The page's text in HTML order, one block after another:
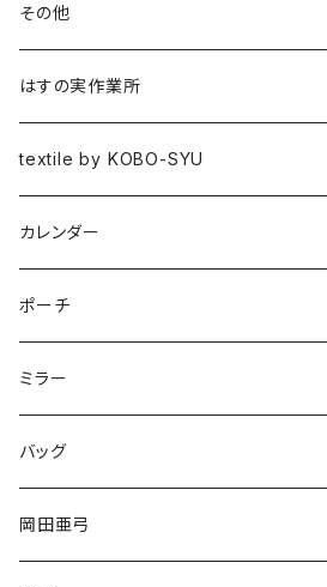
書籍
作品集
図録
その他
はすの実作業所
textile by KOBO-SYU
HISASHI IGARASHI
カレンダー
ポーチ
ミラー
バッグ
岡田亜弓